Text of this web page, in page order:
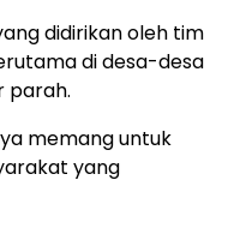
didirikan oleh tim
di desa-desa
parah.
memang untuk
yang